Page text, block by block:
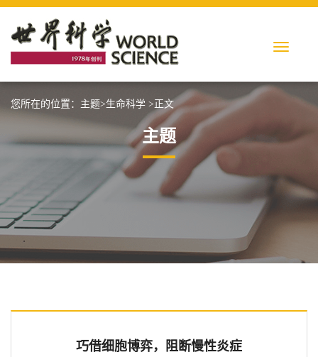
您所在的位置： 主题>生命科学 >正文
主题
巧借细胞博弈，阻断慢性炎症